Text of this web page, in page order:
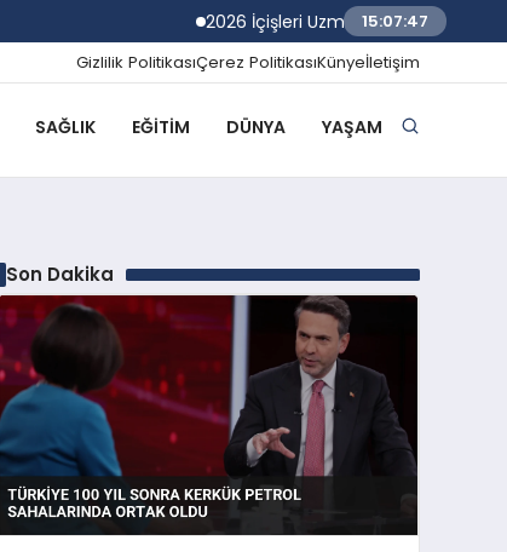
2026 İçişleri Uzman Yardımcılığı Sınav
15:07:48
Gizlilik PolitikasıÇerez PolitikasıKünyeİletişim
SAĞLIK EĞITIM DÜNYA YAŞAM
Son Dakika